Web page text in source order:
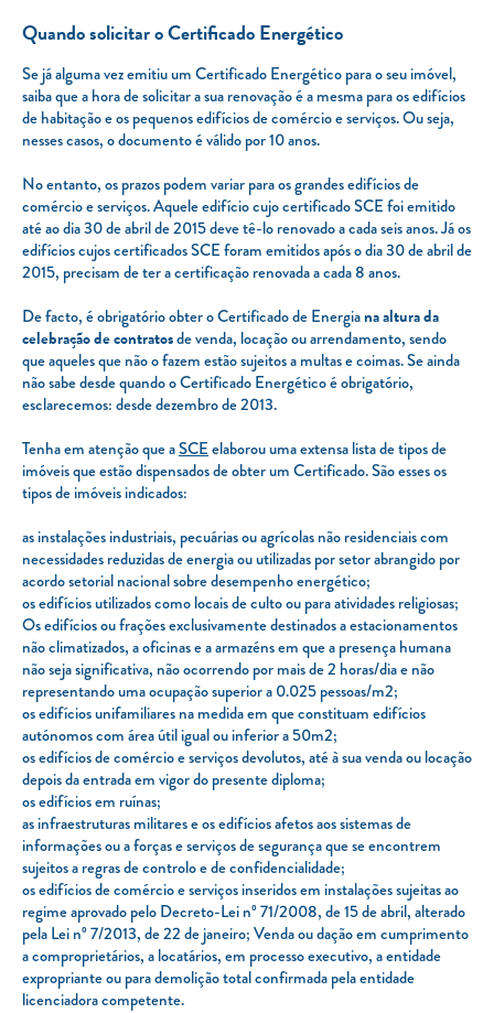
Quando solicitar o Certificado Energético
Se já alguma vez emitiu um Certificado Energético para o seu imóvel,
saiba que a hora de solicitar a sua renovação é a mesma para os edifícios
de habitação e os pequenos edifícios de comércio e serviços. Ou seja,
nesses casos, o documento é válido por 10 anos.
No entanto, os prazos podem variar para os grandes edifícios de
comércio e serviços. Aquele edifício cujo certificado SCE foi emitido
até ao dia 30 de abril de 2015 deve tê-lo renovado a cada seis anos. Já os
edifícios cujos certificados SCE foram emitidos após o dia 30 de abril de
2015, precisam de ter a certificação renovada a cada 8 anos.
De facto, é obrigatório obter o Certificado de Energiana altura da
celebração de contratosde venda, locação ou arrendamento, sendo
que aqueles que não o fazem estão sujeitos a multas e coimas. Se ainda
não sabe desde quando o Certificado Energético é obrigatório,
esclarecemos: desde dezembro de 2013.
Tenha em atenção que aSCEelaborou uma extensa lista de tipos de
imóveis que estão dispensados de obter um Certificado. São esses os
tipos de imóveis indicados:
as instalações industriais, pecuárias ou agrícolas não residenciais com
necessidades reduzidas de energia ou utilizadas por setor abrangido por
acordo setorial nacional sobre desempenho energético;
os edifícios utilizados como locais de culto ou para atividades religiosas;
Os edifícios ou frações exclusivamente destinados a estacionamentos
não climatizados, a oficinas e a armazéns em que a presença humana
não seja significativa, não ocorrendo por mais de 2 horas/dia e não
representando uma ocupação superior a 0.025 pessoas/m2;
os edifícios unifamiliares na medida em que constituam edifícios
autónomos com área útil igual ou inferior a 50m2;
os edifícios de comércio e serviços devolutos, até à sua venda ou locação
depois da entrada em vigor do presente diploma;
os edifícios em ruínas;
as infraestruturas militares e os edifícios afetos aos sistemas de
informações ou a forças e serviços de segurança que se encontrem
sujeitos a regras de controlo e de confidencialidade;
os edifícios de comércio e serviços inseridos em instalações sujeitas ao
regime aprovado pelo Decreto-Lei nº 71/2008, de 15 de abril, alterado
pela Lei nº 7/2013, de 22 de janeiro; Venda ou dação em cumprimento
a comproprietários, a locatários, em processo executivo, a entidade
expropriante ou para demolição total confirmada pela entidade
licenciadora competente.